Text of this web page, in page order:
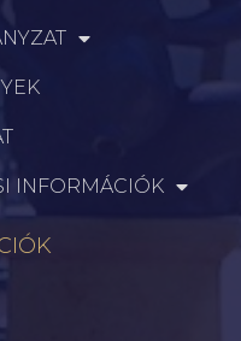
INFORMÁCIÓK